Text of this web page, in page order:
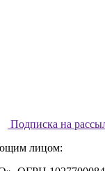
Подписка на
лицом: